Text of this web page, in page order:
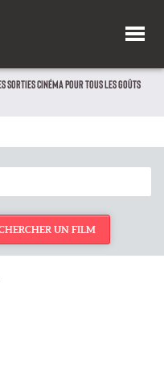
CINÉMA POUR TOUS LES GOÛTS
UN FILM